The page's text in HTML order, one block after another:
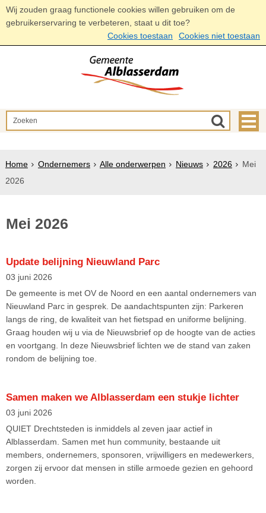
Wij zouden graag functionele cookies willen gebruiken om de
gebruikerservaring te verbeteren, staat u dit toe?
Cookies toestaan
Cookies niet toestaan
Home Ondernemers Alle onderwerpen Nieuws 2026
Mei
2026
Mei 2026
Update belijning Nieuwland Parc
03 juni 2026
De gemeente is met OV de Noord en een aantal ondernemers van
Nieuwland Parc in gesprek. De aandachtspunten zijn: Parkeren
langs de ring, de kwaliteit van het fietspad en uniforme belijning.
Graag houden wij u via de Nieuwsbrief op de hoogte van de acties
en voortgang. In deze Nieuwsbrief lichten we de stand van zaken
rondom de belijning toe.
Samen maken we Alblasserdam een stukje lichter
03 juni 2026
QUIET Drechtsteden is inmiddels al zeven jaar actief in
Alblasserdam. Samen met hun community, bestaande uit
members, ondernemers, sponsoren, vrijwilligers en medewerkers,
zorgen zij ervoor dat mensen in stille armoede gezien en gehoord
worden.